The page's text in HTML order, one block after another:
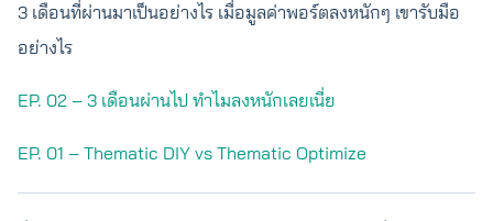
3 เดือนที่ผ่านมาเป็นอย่างไร เมื่อมูลค่าพอร์ตลงหนักๆ เขารับมือ
อย่างไร
EP. 02 – 3 เดือนผ่านไป ทำไมลงหนักเลยเนี่ย
EP. 01 – Thematic DIY vs Thematic Optimize